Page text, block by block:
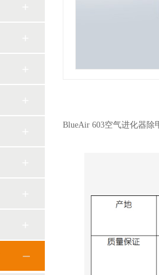
BlueAir 603空气进化器除